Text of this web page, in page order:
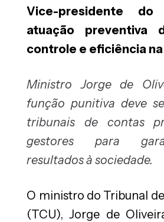
Vice-presidente do
atuação preventiva
controle e eficiência
Ministro Jorge de
função punitiva deve
tribunais de contas
gestores para
resultados à sociedade.
O ministro do Tribunal
(TCU), Jorge de